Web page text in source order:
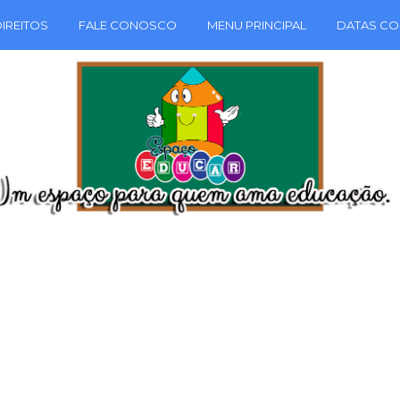
FALE CONOSCO MENU PRINCIPAL DATAS